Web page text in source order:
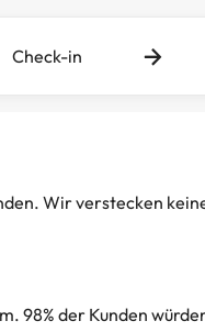
Check-in
Wir verstecken
98% der Kunden